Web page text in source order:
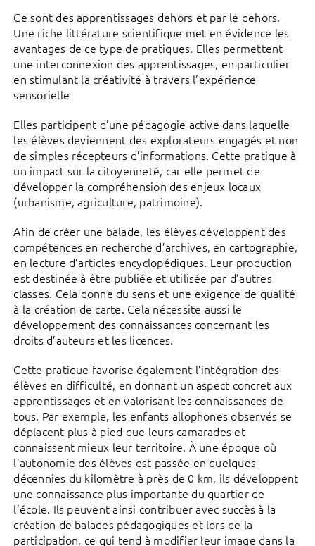
Ce sont des apprentissages dehors et par le dehors.
Une riche littérature scientifique met en évidence les
avantages de ce type de pratiques. Elles permettent
une interconnexion des apprentissages, en particulier
en stimulant la créativité à travers l’expérience
sensorielle
Elles participent d’une pédagogie active dans laquelle
les élèves deviennent des explorateurs engagés et non
de simples récepteurs d’informations. Cette pratique à
un impact sur la citoyenneté, car elle permet de
développer la compréhension des enjeux locaux
(urbanisme, agriculture, patrimoine).
Afin de créer une balade, les élèves développent des
compétences en recherche d’archives, en cartographie,
en lecture d’articles encyclopédiques. Leur production
est destinée à être publiée et utilisée par d’autres
classes. Cela donne du sens et une exigence de qualité
à la création de carte. Cela nécessite aussi le
développement des connaissances concernant les
droits d’auteurs et les licences.
Cette pratique favorise également l’intégration des
élèves en difficulté, en donnant un aspect concret aux
apprentissages et en valorisant les connaissances de
tous. Par exemple, les enfants allophones observés se
déplacent plus à pied que leurs camarades et
connaissent mieux leur territoire. À une époque où
l’autonomie des élèves est passée en quelques
décennies du kilomètre à près de 0 km, ils développent
une connaissance plus importante du quartier de
l’école. Ils peuvent ainsi contribuer avec succès à la
création de balades pédagogiques et lors de la
participation, ce qui tend à modifier leur image dans la